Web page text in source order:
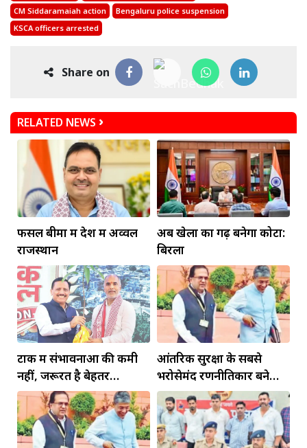
CM Siddaramaiah action
Bengaluru police suspension
KSCA officers arrested
Share on
RELATED NEWS
फसल बीमा में देश में अव्वल
राजस्थान
अब खेलों का गढ़ बनेगा कोटा:
बिरला
टोंक में संभावनाओं की कमी
नहीं, जरूरत है बेहतर
इंफ्रास्ट्रक्चर की
आंतरिक सुरक्षा के सबसे
भरोसेमंद रणनीतिकार बने
रहेंगे गोविंद मोहन